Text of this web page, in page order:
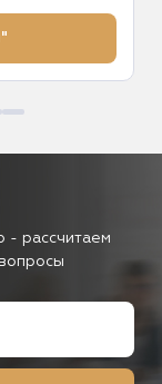
- рассчитаем